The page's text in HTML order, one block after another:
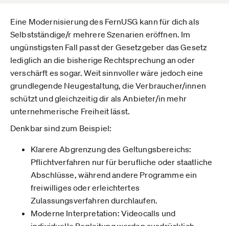
Eine Modernisierung des FernUSG kann für dich als
Selbstständige/r mehrere Szenarien eröffnen. Im
ungünstigsten Fall passt der Gesetzgeber das Gesetz
lediglich an die bisherige Rechtsprechung an oder
verschärft es sogar. Weit sinnvoller wäre jedoch eine
grundlegende Neugestaltung, die Verbraucher/innen
schützt und gleichzeitig dir als Anbieter/in mehr
unternehmerische Freiheit lässt.
Denkbar sind zum Beispiel:
Klarere Abgrenzung des Geltungsbereichs:
Pflichtverfahren nur für berufliche oder staatliche
Abschlüsse, während andere Programme ein
freiwilliges oder erleichtertes
Zulassungsverfahren durchlaufen.
Moderne Interpretation: Videocalls und